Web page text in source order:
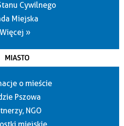
Cywilnego
Miejska
Więcej »
MIASTO
o mieście
Pszowa
NGO